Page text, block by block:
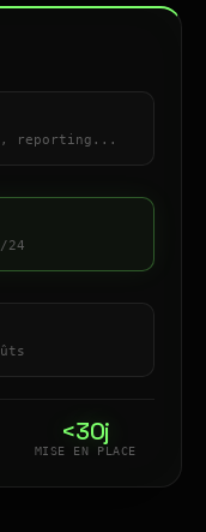
reporting...
24
<30j
MISE EN PLACE